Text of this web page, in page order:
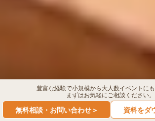
豊富な経験で小規模から大人数イベントに
まずはお気軽にご相談ください。
無料相談・お問い合わせ＞ 資料をダ